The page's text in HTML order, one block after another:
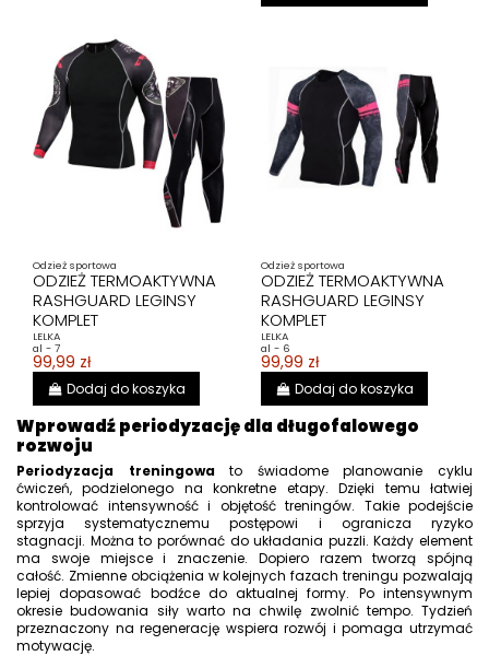
Odzież sportowa
ODZIEŻ TERMOAKTYWNA
RASHGUARD LEGINSY
KOMPLET
LELKA
al - 7
99,99 zł
Dodaj do koszyka
Odzież sportowa
ODZIEŻ TERMOAKTYWNA
RASHGUARD LEGINSY
KOMPLET
LELKA
al - 6
99,99 zł
Dodaj do koszyka
Wprowadź periodyzację dla długofalowego
rozwoju
Periodyzacja treningowato świadome planowanie cyklu
ćwiczeń, podzielonego na konkretne etapy. Dzięki temu łatwiej
kontrolować intensywność i objętość treningów. Takie podejście
sprzyja systematycznemu postępowi i ogranicza ryzyko
stagnacji. Można to porównać do układania puzzli. Każdy element
ma swoje miejsce i znaczenie. Dopiero razem tworzą spójną
całość. Zmienne obciążenia w kolejnych fazach treningu pozwalają
lepiej dopasować bodźce do aktualnej formy. Po intensywnym
okresie budowania siły warto na chwilę zwolnić tempo. Tydzień
przeznaczony na regenerację wspiera rozwój i pomaga utrzymać
motywację.